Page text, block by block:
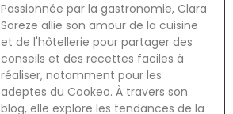
Passionnée par la gastronomie, Clara
Soreze allie son amour de la cuisine
et de l'hôtellerie pour partager des
conseils et des recettes faciles à
réaliser, notamment pour les
adeptes du Cookeo. À travers son
blog, elle explore les tendances de la